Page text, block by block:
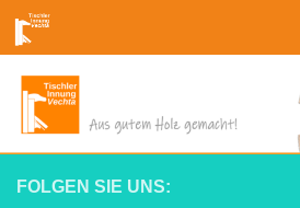
Zum Inhalt springen
FOLGEN SIE UNS: